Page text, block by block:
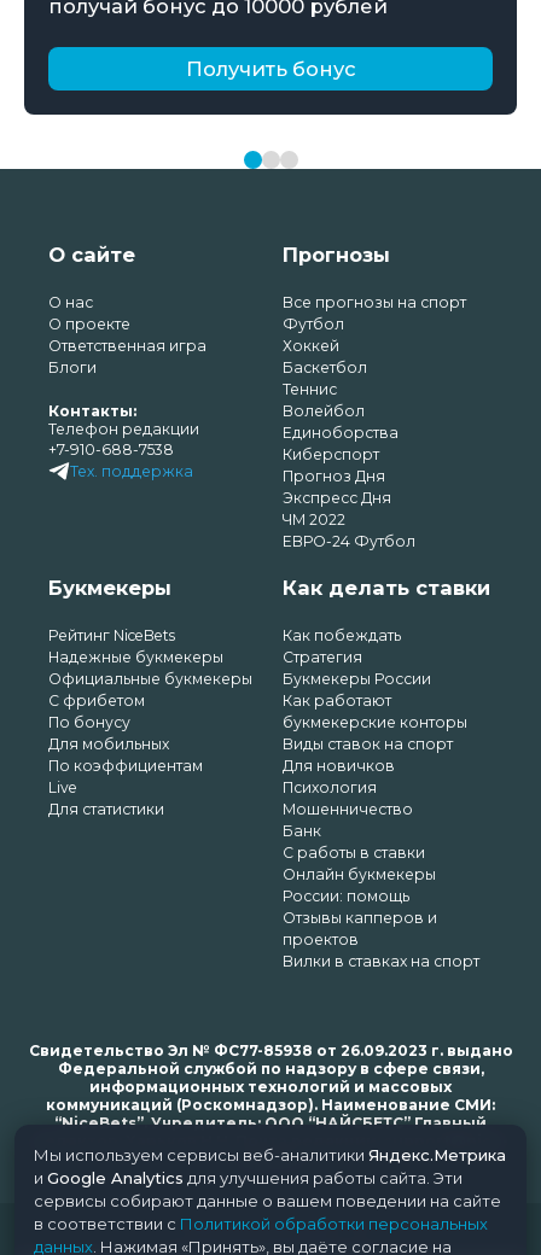
получай бонус до 10000 рублей
Получить бонус
О сайте
О нас
О проекте
Ответственная игра
Блоги
Контакты:
Телефон редакции
+7-910-688-7538
Тех. поддержка
Прогнозы
Все прогнозы на спорт
Футбол
Хоккей
Баскетбол
Теннис
Волейбол
Единоборства
Киберспорт
Прогноз Дня
Экспресс Дня
ЧМ 2022
ЕВРО-24 Футбол
Букмекеры
Рейтинг NiceBets
Надежные букмекеры
Официальные букмекеры
С фрибетом
По бонусу
Для мобильных
По коэффициентам
Live
Для статистики
Как делать ставки
Как побеждать
Стратегия
Букмекеры России
Как работают
букмекерские конторы
Виды ставок на спорт
Для новичков
Психология
Мошенничество
Банк
С работы в ставки
Онлайн букмекеры
России: помощь
Отзывы капперов и
проектов
Вилки в ставках на спорт
Свидетельство Эл № ФС77-85938 от 26.09.2023 г. выдано
Федеральной службой по надзору в сфере связи,
информационных технологий и массовых
коммуникаций (Роскомнадзор). Наименование СМИ:
“NiceBets”. Учредитель: ООО “НАЙСБЕТС” Главный
bets.ru
© 2018-2024 NiceBets. 18+
Мы используем сервисы веб-аналитики Яндекс.Метрика
и Google Analytics для улучшения работы сайта. Эти
сервисы собирают данные о вашем поведении на сайте
в соответствии с Политикой обработки персональных
данных . Нажимая «Принять», вы даёте согласие на